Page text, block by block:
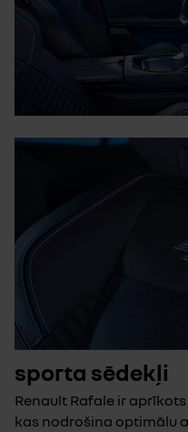
sporta sēdekļi
Renault Rafale ir
kas nodrošina optimālu